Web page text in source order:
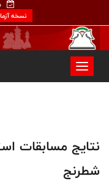
نسخه
نتایج مسابقات
شطرنج